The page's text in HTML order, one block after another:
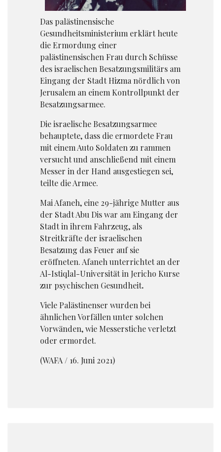
Das palästinensische
Gesundheitsministerium erklärt heute
die Ermordung einer
palästinensischen Frau durch Schüsse
des israelischen Besatzungsmilitärs am
Eingang der Stadt Hizma nördlich von
Jerusalem an einem Kontrollpunkt der
Besatzungsarmee.
Die israelische Besatzungsarmee
behauptete, dass die ermordete Frau
mit einem Auto Soldaten zu rammen
versucht und anschließend mit einem
Messer in der Hand ausgestiegen sei,
teilte die Armee.
Mai Afaneh, eine 29-jährige Mutter aus
der Stadt Abu Dis war am Eingang der
Stadt in ihrem Fahrzeug, als
Streitkräfte der israelischen
Besatzung das Feuer auf sie
eröffneten. Afaneh unterrichtet an der
Al-Istiqlal-Universität in Jericho Kurse
zur psychischen Gesundheit.
Viele Palästinenser wurden bei
ähnlichen Vorfällen unter solchen
Vorwänden, wie Messerstiche verletzt
oder ermordet.
(WAFA / 16. Juni 2021)